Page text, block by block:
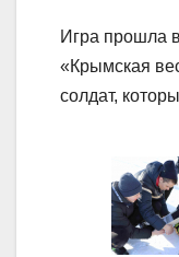
Игра прошла
«Крымская
солдат,